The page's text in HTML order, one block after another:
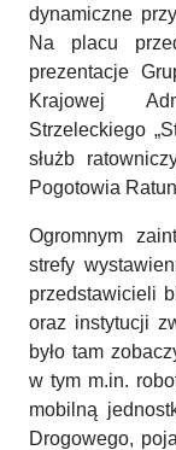
dynamiczne
Na placu
prezentacje
Krajowej
Strzeleckiego
służb
Pogotowia
Ogromnym
strefy
przedstawicieli
oraz instytucji
było tam
w tym m.in.
mobilną
Drogowego,